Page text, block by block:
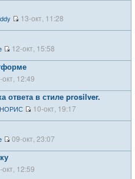
13-окт, 11:28
12-окт, 15:58
окт, 12:49
ответа в стиле prosilver.
10-окт, 19:17
09-окт, 23:07
окт, 12:59